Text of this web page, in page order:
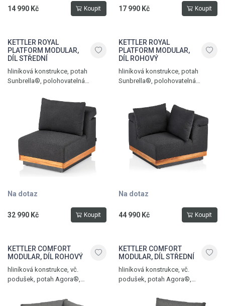
14 990 Kč Koupit 17 990 Kč Koupit
KETTLER ROYAL
PLATFORM MODULAR,
DÍL STŘEDNÍ
hliníková konstrukce, potah
Sunbrella®, polohovatelná
max. nosnost 120 kg, antracit –
přírodní - sooty
Na dotaz
32 990 Kč Koupit
KETTLER ROYAL
PLATFORM MODULAR,
DÍL ROHOVÝ
hliníková konstrukce, potah
Sunbrella®, polohovatelná
přírodní - sooty
Na dotaz
44 990 Kč Koupit
KETTLER COMFORT
MODULAR, DÍL ROHOVÝ
hliníková konstrukce, vč.
podušek, potah Agora®,
hmotnost 26,5 kg, nosnost 120
KETTLER COMFORT
MODULAR, DÍL STŘEDNÍ
hliníková konstrukce, vč.
podušek, potah Agora®,
hmotnost 21,5 kg, nosnost 120